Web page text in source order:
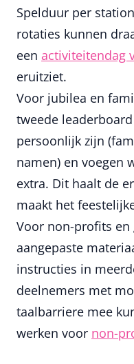
Spelduur per
rotaties kunnen
een activiteitendag
eruitziet.
Voor jubilea en
tweede
persoonlijk zijn
namen) en voegen
extra. Dit haalt de
maakt het
Voor non-profits en
aangepaste
instructies in
deelnemers met
taalbarriere mee
werken voor non-